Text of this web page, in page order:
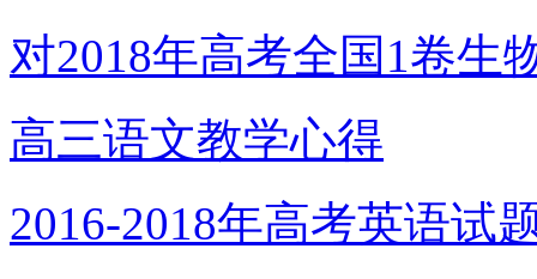
对2018年高考全国1卷生
高三语文教学心得
2016-2018年高考英语试